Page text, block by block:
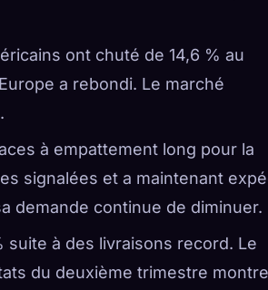
ont chuté de 14,6 % au
a rebondi. Le marché
à empattement long pour la
signalées et a maintenant
demande continue de diminuer.
suite à des livraisons record. Le
du deuxième trimestre